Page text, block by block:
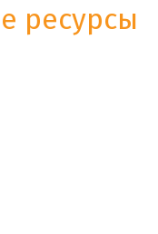
ресурсы